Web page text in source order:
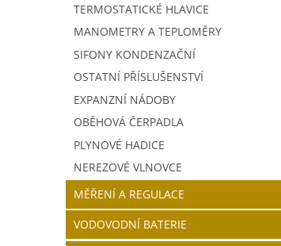
TERMOSTATICKÉ HLAVICE
MANOMETRY A TEPLOMĚRY
SIFONY KONDENZAČNÍ
OSTATNÍ PŘÍSLUŠENSTVÍ
EXPANZNÍ NÁDOBY
OBĚHOVÁ ČERPADLA
PLYNOVÉ HADICE
NEREZOVÉ VLNOVCE
MĚŘENÍ A REGULACE
VODOVODNÍ BATERIE